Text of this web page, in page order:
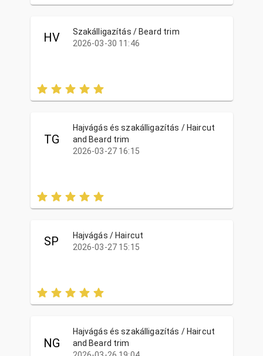
HV
Szakálligazítás / Beard trim
2026-03-30 11:46
TG
Hajvágás és szakálligazítás / Haircut
and Beard trim
2026-03-27 16:15
SP
Hajvágás / Haircut
2026-03-27 15:15
NG
Hajvágás és szakálligazítás / Haircut
and Beard trim